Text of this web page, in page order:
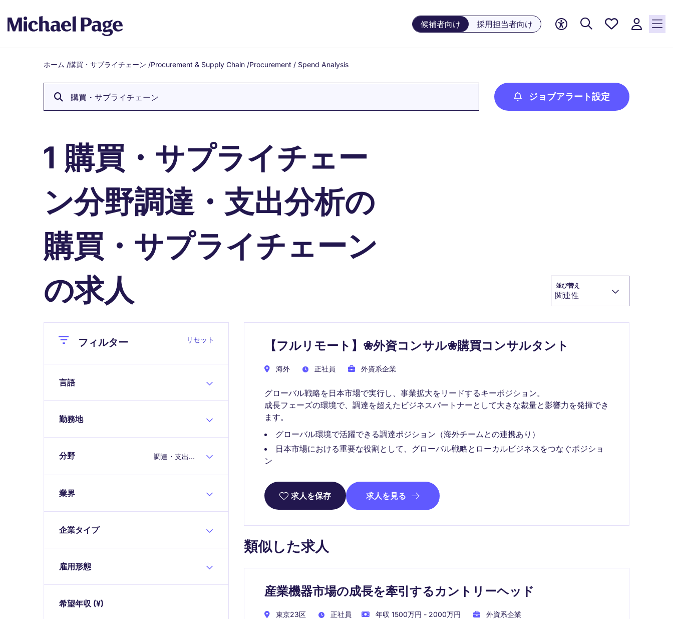
候補者向け 採用担当者向け
お気に
リスト
に保存
されて
Breadcrumb
ホーム /購買・サプライチェーン /Procurement & Supply Chain /Procurement / Spend Analysis
購買・サプライチェーン ジョブアラート設定
1 購買・サプライチェー
ン分野調達・支出分析の
購買・サプライチェーン
の求人
並び替え
関連性
Closeフィルター リセット
言語
勤務地
分野 調達・支出分析
業界
企業タイプ
雇用形態
希望年収 (¥)
【フルリモート】❀外資コンサル❀購買コンサルタント
海外 正社員 外資系企業
グローバル戦略を日本市場で実行し、事業拡大をリードするキーポジション。
成長フェーズの環境で、調達を超えたビジネスパートナーとして大きな裁量と影響力を発揮でき
ます。
グローバル環境で活躍できる調達ポジション（海外チームとの連携あり）
日本市場における重要な役割として、グローバル戦略とローカルビジネスをつなぐポジショ
ン
求人を保存 求人を見る
類似した求人
産業機器市場の成長を牽引するカントリーヘッド
東京23区 正社員 年収 1500万円 - 2000万円
外資系企業